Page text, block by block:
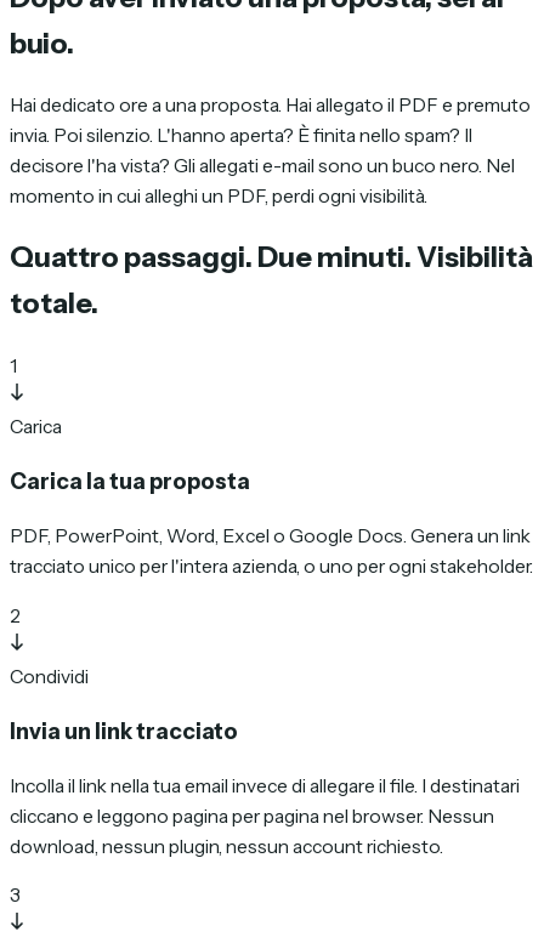
buio.
Hai dedicato ore a una proposta. Hai allegato il PDF e premuto
invia. Poi silenzio. L'hanno aperta? È finita nello spam? Il
decisore l'ha vista? Gli allegati e-mail sono un buco nero. Nel
momento in cui alleghi un PDF, perdi ogni visibilità.
Quattro passaggi. Due minuti.Visibilità
totale.
1
Carica
Carica la tua proposta
PDF, PowerPoint, Word, Excel o Google Docs. Genera un link
tracciato unico per l'intera azienda, o uno per ogni stakeholder.
2
Condividi
Invia un link tracciato
Incolla il link nella tua email invece di allegare il file. I destinatari
cliccano e leggono pagina per pagina nel browser. Nessun
download, nessun plugin, nessun account richiesto.
3